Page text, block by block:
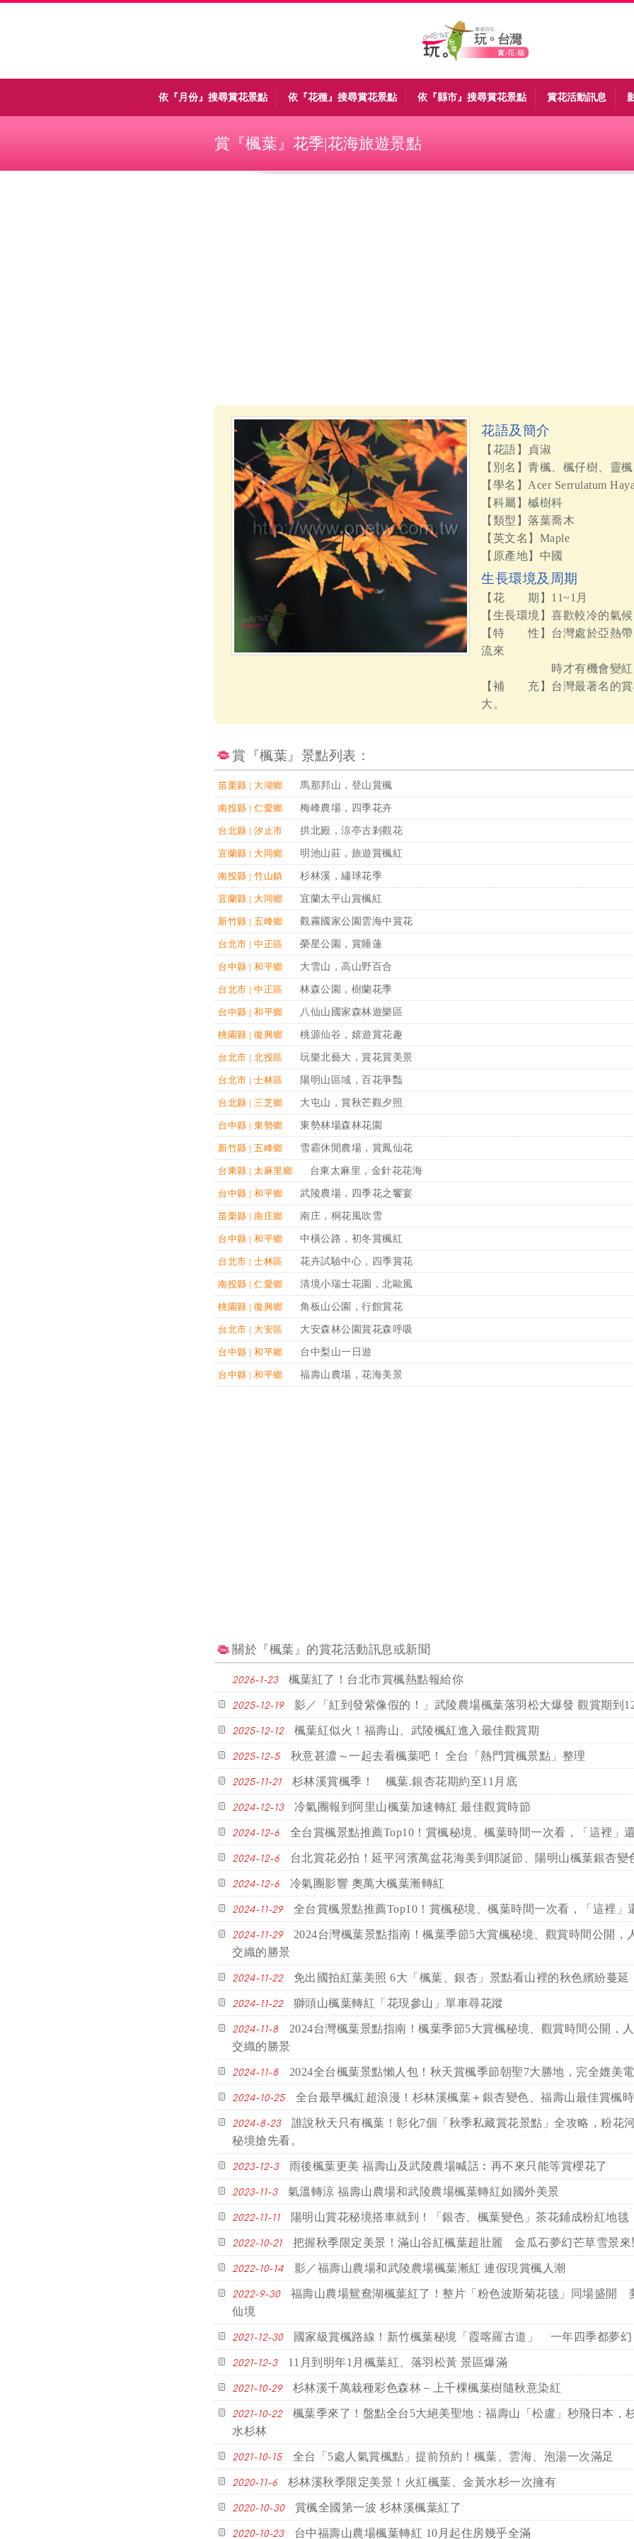
依『月份』搜尋賞花景點 依『花種』搜尋賞花景點 依『縣市』搜尋賞花景點 賞花活動訊息
賞『楓葉』花季|花海旅遊景點
花語及簡介
【花語】貞淑
【別名】青楓、楓仔樹、靈楓
【學名】Acer Serrulatum
【科屬】槭樹科
【類型】落葉喬木
【英文名】Maple
【原產地】中國
生長環境及周期
【花 期】11~1月
【生長環境】喜歡較冷的氣候
【特 性】台灣處於亞熱帶
流來
時才有機會變紅
【補 充】台灣最著名的賞
大。
賞『楓葉』景點列表：
苗栗縣 | 大湖鄉 馬那邦山，登山賞楓
南投縣 | 仁愛鄉 梅峰農場，四季花卉
台北縣 | 汐止市 拱北殿，涼亭古剎觀花
宜蘭縣 | 大同鄉 明池山莊，旅遊賞楓紅
南投縣 | 竹山鎮 杉林溪，繡球花季
宜蘭縣 | 大同鄉 宜蘭太平山賞楓紅
新竹縣 | 五峰鄉 觀霧國家公園雲海中賞花
台北市 | 中正區 榮星公園，賞睡蓮
台中縣 | 和平鄉 大雪山，高山野百合
台北市 | 中正區 林森公園，樹蘭花季
台中縣 | 和平鄉 八仙山國家森林遊樂區
桃園縣 | 復興鄉 桃源仙谷，嬉遊賞花趣
台北市 | 北投區 玩樂北藝大，賞花賞美景
台北市 | 士林區 陽明山區域，百花爭豔
台北縣 | 三芝鄉 大屯山，賞秋芒觀夕照
台中縣 | 東勢鄉 東勢林場森林花園
新竹縣 | 五峰鄉 雪霸休閒農場，賞鳳仙花
台東縣 | 太麻里鄉 台東太麻里，金針花花海
台中縣 | 和平鄉 武陵農場，四季花之饗宴
苗栗縣 | 南庄鄉 南庄，桐花風吹雪
台中縣 | 和平鄉 中橫公路，初冬賞楓紅
台北市 | 士林區 花卉試驗中心，四季賞花
南投縣 | 仁愛鄉 清境小瑞士花園，北歐風
桃園縣 | 復興鄉 角板山公園，行館賞花
台北市 | 大安區 大安森林公園賞花森呼吸
台中縣 | 和平鄉 台中梨山一日遊
台中縣 | 和平鄉 福壽山農場，花海美景
關於『楓葉』的賞花活動訊息或新聞
2026-1-23 楓葉紅了！台北市賞楓熱點報給你
2025-12-19 影／「紅到發紫像假的！」武陵農場楓葉落羽松大爆發 觀賞期到
2025-12-12 楓葉紅似火！福壽山、武陵楓紅進入最佳觀賞期
2025-12-5 秋意甚濃～一起去看楓葉吧！ 全台「熱門賞楓景點」整理
2025-11-21 杉林溪賞楓季！ 楓葉.銀杏花期約至11月底
2024-12-13 冷氣團報到阿里山楓葉加速轉紅 最佳觀賞時節
2024-12-6 全台賞楓景點推薦Top10！賞楓秘境、楓葉時間一次看，「這裡」
2024-12-6 台北賞花必拍！延平河濱萬盆花海美到耶誕節、陽明山楓葉銀杏變
2024-12-6 冷氣團影響 奧萬大楓葉漸轉紅
2024-11-29 全台賞楓景點推薦Top10！賞楓秘境、楓葉時間一次看，「這裡」
2024-11-29
2024台灣楓葉景點指南！楓葉季節5大賞楓秘境、觀賞時間公開，
交織的勝景
2024-11-22 免出國拍紅葉美照 6大「楓葉、銀杏」景點看山裡的秋色繽紛蔓延
2024-11-22 獅頭山楓葉轉紅「花現參山」單車尋花蹤
2024-11-8
2024台灣楓葉景點指南！楓葉季節5大賞楓秘境、觀賞時間公開，
交織的勝景
2024-11-8 2024全台楓葉景點懶人包！秋天賞楓季節朝聖7大勝地，完全媲美
2024-10-25 全台最早楓紅超浪漫！杉林溪楓葉＋銀杏變色、福壽山最佳賞楓
2024-8-23
誰說秋天只有楓葉！彰化7個「秋季私藏賞花景點」全攻略，粉花
秘境搶先看。
2023-12-3 雨後楓葉更美 福壽山及武陵農場喊話︰再不來只能等賞櫻花了
2023-11-3 氣溫轉涼 福壽山農場和武陵農場楓葉轉紅如國外美景
2022-11-11 陽明山賞花秘境搭車就到！「銀杏、楓葉變色」茶花鋪成粉紅地毯
2022-10-21 把握秋季限定美景！滿山谷紅楓葉超壯麗 金瓜石夢幻芒草雪景來
2022-10-14 影／福壽山農場和武陵農場楓葉漸紅 連假現賞楓人潮
2022-9-30
福壽山農場鴛鴦湖楓葉紅了！整片「粉色波斯菊花毯」同場盛開
仙境
2021-12-30 國家級賞楓路線！新竹楓葉秘境「霞喀羅古道」 一年四季都夢幻
2021-12-3 11月到明年1月楓葉紅、落羽松黃 景區爆滿
2021-10-29 杉林溪千萬栽種彩色森林－上千棵楓葉樹隨秋意染紅
2021-10-22
楓葉季來了！盤點全台5大絕美聖地：福壽山「松盧」秒飛日本，
水杉林
2021-10-15 全台「5處人氣賞楓點」提前預約！楓葉、雲海、泡湯一次滿足
2020-11-6 杉林溪秋季限定美景！火紅楓葉、金黃水杉一次擁有
2020-10-30 賞楓全國第一波 杉林溪楓葉紅了
2020-10-23 台中福壽山農場楓葉轉紅 10月起住房幾乎全滿